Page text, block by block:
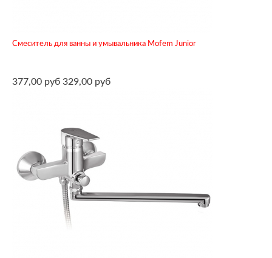
Смеситель для ванны и умывальника Mofem Junior
377,00 руб 329,00 руб